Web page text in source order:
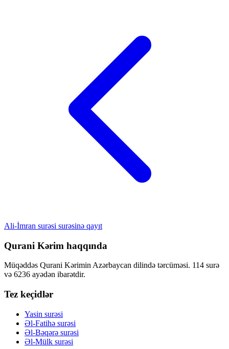
Ali-İmran surəsi surəsinə qayıt
Qurani Kərim haqqında
Müqəddəs Qurani Kərimin Azərbaycan dilində tərcüməsi. 114 surə
və 6236 ayədən ibarətdir.
Tez keçidlər
Yasin surəsi
Əl-Fatihə surəsi
Əl-Bəqərə surəsi
Əl-Mülk surəsi